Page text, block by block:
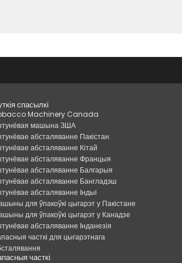
спасылкі
Machinery Canada
машына ЗША
абсталяванне Пакістан
абсталяванне Кітай
абсталяванне Францыя
абсталяванне Балгарыя
абсталяванне Бангладэш
абсталяванне Індыі
для ўпакоўкі цыгарэт у Пакістане
для ўпакоўкі цыгарэт у Канадзе
абсталяванне Інданезія
часткі для цыгарэтнага
часткі